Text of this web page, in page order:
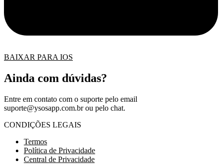
BAIXAR PARA IOS
Ainda com dúvidas?
Entre em contato com o suporte pelo email
suporte@ysosapp.com.brou pelo chat.
CONDIÇÕES LEGAIS
Termos
Política de Privacidade
Central de Privacidade